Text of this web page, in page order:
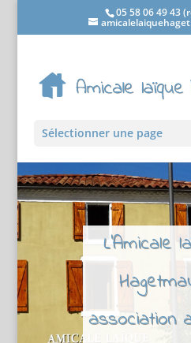
05 58 06 49 43
Sélectionner une page
L'Amicale
association